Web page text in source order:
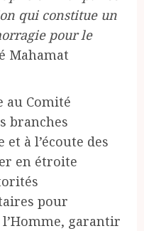
qui constitue un
pour le
Mahamat
au Comité
branches
à l’écoute des
en étroite
pour
garantir